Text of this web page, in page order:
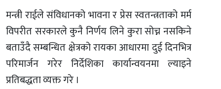
मन्त्री राईले संविधानको भावना र प्रेस स्वतन्त्रताको मर्म
विपरीत सरकारले कुनै निर्णय लिने कुरा सोच्न नसकिने
बताउँदै सम्बन्धित क्षेत्रको रायका आधारमा दुई दिनभित्र
परिमार्जन गरेर निर्देशिका कार्यान्वयनमा ल्याइने
प्रतिबद्धता व्यक्त गरे ।